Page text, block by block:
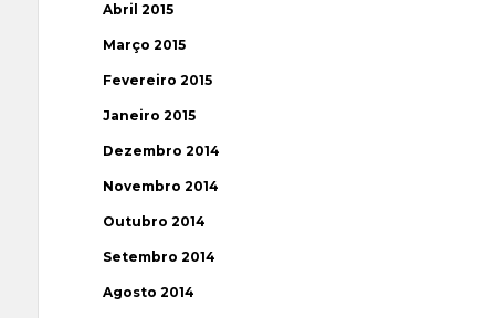
Abril 2015
Março 2015
Fevereiro 2015
Janeiro 2015
Dezembro 2014
Novembro 2014
Outubro 2014
Setembro 2014
Agosto 2014